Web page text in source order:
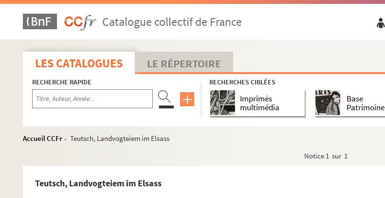
Catalogue collectif de France
LES CATALOGUES LE RÉPERTOIRE
RECHERCHE RAPIDE RECHERCHES CIBLÉES
Imprimés
multimédia
Base
Patrimoine
Accueil CCFr > Teutsch, Landvogteiem im Elsass
Notice 1 sur 1
Teutsch, Landvogteiem im Elsass
Hertz, Trisan und Isolde
Nickles, Végétation de Sélestadt
Leydhecker, Zaelle in Elsass-Lothringen
Bodungens, Wanergesctzen in E-L
Reinhardt, Bassledung
Dag. Fischer, Romansweiler
Schneegans, instruction secondaire en Alsace